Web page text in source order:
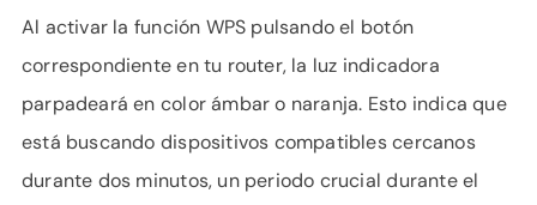
Al activar la función WPS pulsando el botón
correspondiente en tu router, la luz indicadora
parpadeará en color ámbar o naranja. Esto indica que
está buscando dispositivos compatibles cercanos
durante dos minutos, un periodo crucial durante el